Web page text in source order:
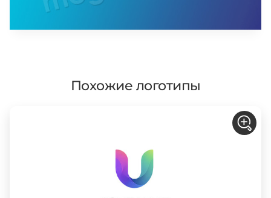
Похожие логотипы